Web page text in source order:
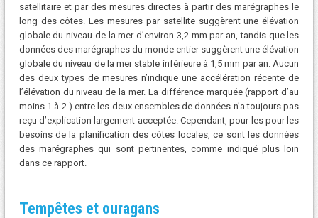
satellitaire et par des mesures directes à partir des marégraphes le
long des côtes. Les mesures par satellite suggèrent une élévation
globale du niveau de la mer d’environ 3,2 mm par an, tandis que les
données des marégraphes du monde entier suggèrent une élévation
globale du niveau de la mer stable inférieure à 1,5 mm par an. Aucun
des deux types de mesures n’indique une accélération récente de
l’élévation du niveau de la mer. La différence marquée (rapport d’au
moins 1 à 2 ) entre les deux ensembles de données n’a toujours pas
reçu d’explication largement acceptée. Cependant, pour les pour les
besoins de la planification des côtes locales, ce sont les données
des marégraphes qui sont pertinentes, comme indiqué plus loin
dans ce rapport.
Tempêtes et ouragans